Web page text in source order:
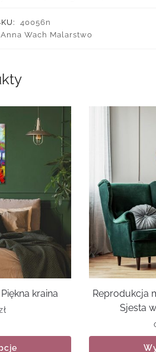
40056n
Anna Wach Malarstwo
kraina
Reprodukcja
Sjesta